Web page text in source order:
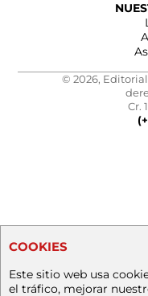
© 2026, Editorial
Cr.
COOKIES
Este sitio web usa
el tráfico, mejorar